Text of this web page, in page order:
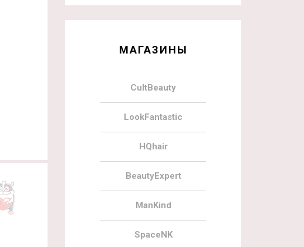
МАГАЗИНЫ
CultBeauty
LookFantastic
HQhair
BeautyExpert
ManKind
SpaceNK